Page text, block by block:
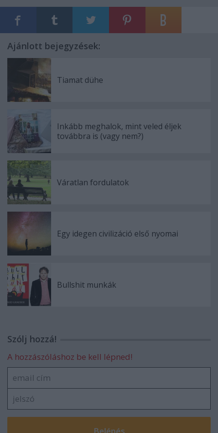
Ajánlott bejegyzések:
Tiamat dühe
Inkább meghalok, mint veled éljek
továbbra is (vagy nem?)
Váratlan fordulatok
Egy idegen civilizáció első nyomai
Bullshit munkák
Szólj hozzá!
A hozzászóláshoz be kell lépned!